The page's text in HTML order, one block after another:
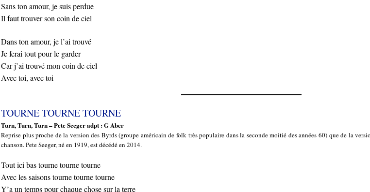
Sans ton amour, je suis perdue
Il faut trouver son coin de ciel
Dans ton amour, je l’ai trouvé
Je ferai tout pour le garder
Car j’ai trouvé mon coin de ciel
Avec toi, avec toi
TOURNE TOURNE TOURNE
Turn, Turn, Turn – Pete Seeger adpt : G Aber
Reprise plus proche de la version des Byrds (groupe américain de folk très populaire dans la seconde moitié des années 60) que de la
chanson. Pete Seeger, né en 1919, est décédé en 2014.
Tout ici bas tourne tourne tourne
Avec les saisons tourne tourne tourne
Y’a un temps pour chaque chose sur la terre